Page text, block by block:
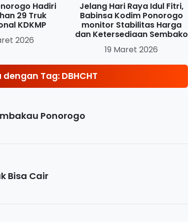
Hadiri
29 Truk
KDKMP
2026
Jelang Hari Raya Idul Fitri,
Babinsa Kodim Ponorogo
monitor Stabilitas Harga
dan Ketersediaan Sembako
19 Maret 2026
Tag: DBHCHT
Ponorogo
Bisa Cair